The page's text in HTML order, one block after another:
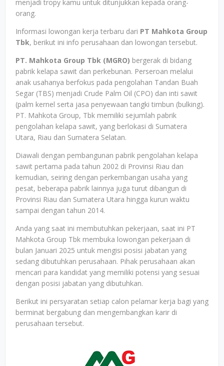
menjadi tropy kamu untuk ditunjukkan kepada orang-
orang.
Informasi lowongan kerja terbaru dari PT Mahkota Group
Tbk, berikut ini info perusahaan dan lowongan tersebut.
PT. Mahkota Group Tbk (MGRO) bergerak di bidang
pabrik kelapa sawit dan perkebunan. Perseroan melalui
anak usahanya berfokus pada pengolahan Tandan Buah
Segar (TBS) menjadi Crude Palm Oil (CPO) dan inti sawit
(palm kernel serta jasa penyewaan tangki timbun (bulking).
PT. Mahkota Group, Tbk memiliki sejumlah pabrik
pengolahan kelapa sawit, yang berlokasi di Sumatera
Utara, Riau dan Sumatera Selatan.
Diawali dengan pembangunan pabrik pengolahan kelapa
sawit pertama pada tahun 2002 di Provinsi Riau dan
kemudian, seiring dengan perkembangan usaha yang
pesat, beberapa pabrik lainnya juga turut dibangun di
Provinsi Riau dan Sumatera Utara hingga kurun waktu
sampai dengan tahun 2014.
Anda yang saat ini membutuhkan pekerjaan, saat ini PT
Mahkota Group Tbk membuka lowongan pekerjaan di
bulan Januari 2025 untuk mengisi posisi jabatan yang
sedang dibutuhkan perusahaan. Pihak perusahaan akan
mencari para kandidat yang memiliki potensi yang sesuai
dengan posisi jabatan yang dibutuhkan.
Berikut ini persyaratan setiap calon pelamar kerja bagi yang
berminat bergabung dan mengembangkan karir di
perusahaan tersebut.